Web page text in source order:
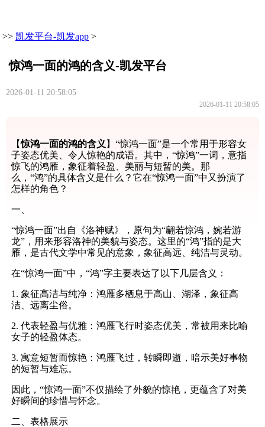
>> 凯发平台-凯发app >
惊鸿一面的鸿的含义-凯发平台
2026-01-11 20:58:05
2026-01-11 20:58:05
【惊鸿一面的鸿的含义 】“惊鸿一面”是一个常用于形容女
子姿态优美、令人惊艳的成语。其中，“惊鸿”一词，意指
惊飞的鸿雁，象征着轻盈、美丽与短暂的美。那
么，“鸿”的具体含义是什么？它在“惊鸿一面”中又扮演了
怎样的角色？
一、
“惊鸿一面”出自《洛神赋》，原句为“翩若惊鸿，婉若游
龙”，用来形容洛神的美貌与姿态。这里的“鸿”指的是大
雁，是古代文学中常见的意象，象征高远、纯洁与灵动。
在“惊鸿一面”中，“鸿”字主要表达了以下几层含义：
1. 象征高洁与纯净：鸿雁多栖息于高山、湖泽，象征高
洁、远离尘俗。
2. 代表轻盈与优雅：鸿雁飞行时姿态优美，常被用来比喻
女子的轻盈体态。
3. 寓意短暂而惊艳：鸿雁飞过，转瞬即逝，暗示美好事物
的短暂与难忘。
因此，“惊鸿一面”不仅描绘了外貌的惊艳，更蕴含了对美
好瞬间的珍惜与怀念。
二、表格展示